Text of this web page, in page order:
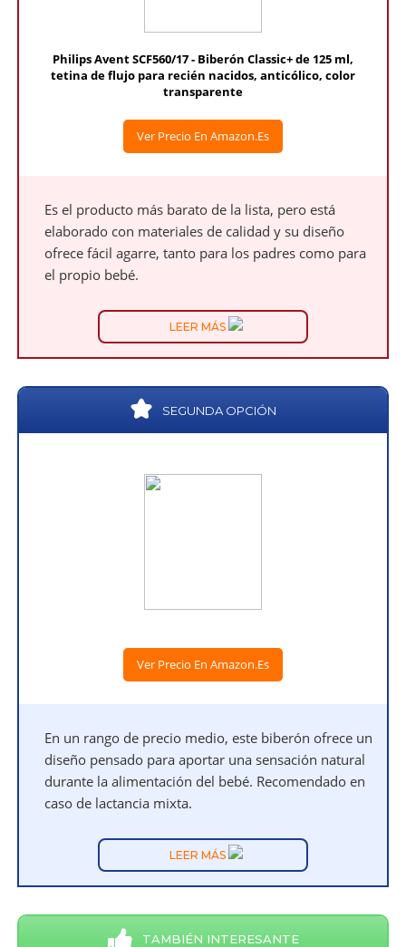
Philips Avent SCF560/17 - Biberón Classic+ de 125 ml,
tetina de flujo para recién nacidos, anticólico, color
transparente
Ver Precio En Amazon.es
Es el producto más barato de la lista, pero está
elaborado con materiales de calidad y su diseño
ofrece fácil agarre, tanto para los padres como para
el propio bebé.
LEER MÁS
SEGUNDA OPCIÓN
Ver Precio En Amazon.es
En un rango de precio medio, este biberón ofrece un
diseño pensado para aportar una sensación natural
durante la alimentación del bebé. Recomendado en
caso de lactancia mixta.
LEER MÁS
TAMBIÉN INTERESANTE